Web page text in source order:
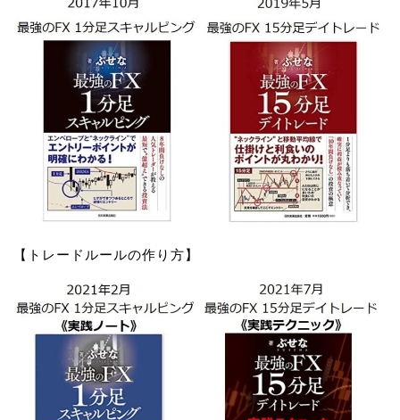
【トレードルールの作り方】